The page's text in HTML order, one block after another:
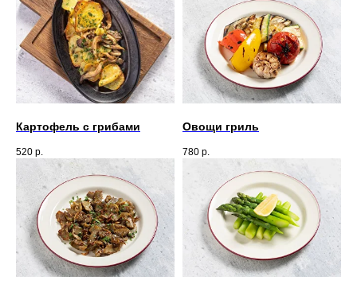
Картофель с грибами
520 р.
Овощи гриль
780 р.